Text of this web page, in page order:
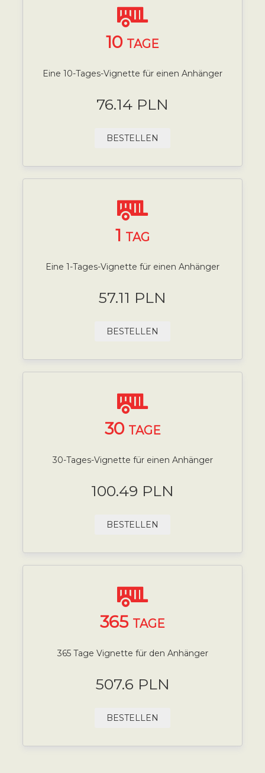
10 TAGE
Eine 10-Tages-Vignette für einen Anhänger
76.14 PLN
BESTELLEN
1 TAG
Eine 1-Tages-Vignette für einen Anhänger
57.11 PLN
BESTELLEN
30 TAGE
30-Tages-Vignette für einen Anhänger
100.49 PLN
BESTELLEN
365 TAGE
365 Tage Vignette für den Anhänger
507.6 PLN
BESTELLEN